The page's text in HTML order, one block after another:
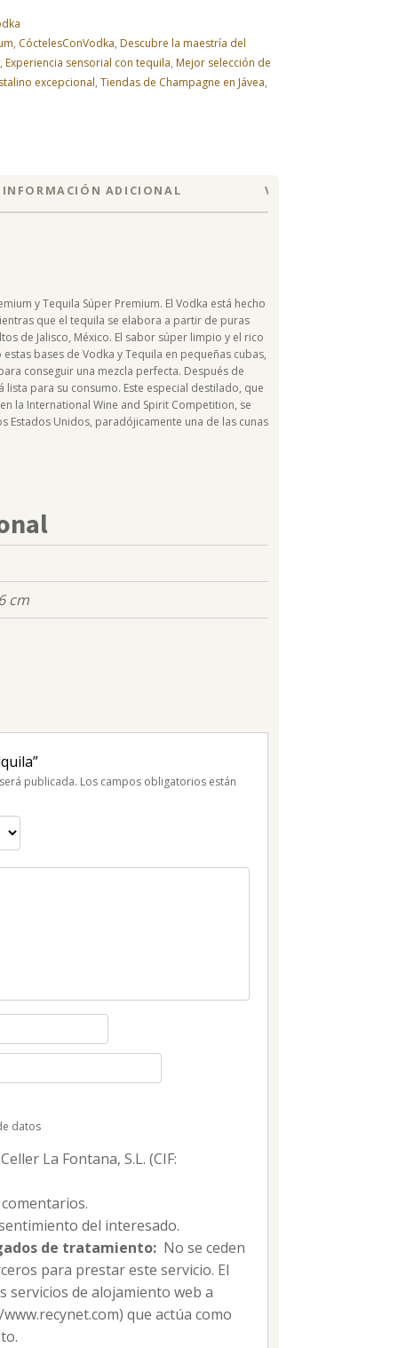
, CóctelesConVodka, Descubre la maestría del
, Experiencia sensorial con tequila, Mejor selección de
excepcional,Tiendas de Champagne en Jávea,
INFORMACIÓN ADICIONAL VALORACIONES (0)
y Tequila Súper Premium. El Vodka está hecho
que el tequila se elabora a partir de puras
de Jalisco, México. El sabor súper limpio y el rico
bases de Vodka y Tequila en pequeñas cubas,
conseguir una mezcla perfecta. Después de
para su consumo. Este especial destilado, que
la International Wine and Spirit Competition, se
Estados Unidos, paradójicamente una de las cunas
cm
publicada. Los campos obligatorios están
datos
La Fontana, S.L. (CIF:
del interesado.
de tratamiento: No se ceden
para prestar este servicio. El
servicios de alojamiento web a
que actúa como